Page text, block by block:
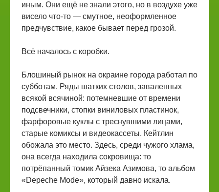
иным. Они ещё не знали этого, но в воздухе уже
висело что-то — смутное, неоформленное
предчувствие, какое бывает перед грозой.
Всё началось с коробки.
Блошиный рынок на окраине города работал по
субботам. Ряды шатких столов, заваленных
всякой всячиной: потемневшие от времени
подсвечники, стопки виниловых пластинок,
фарфоровые куклы с треснувшими лицами,
старые комиксы и видеокассеты. Кейтлин
обожала это место. Здесь, среди чужого хлама,
она всегда находила сокровища: то
потрёпанный томик Айзека Азимова, то альбом
«Depeche Mode», который давно искала.